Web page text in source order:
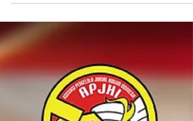
Kode Etik Editor Jurnal Hukum Anggota
APJHI_pasca Univ Pasundan